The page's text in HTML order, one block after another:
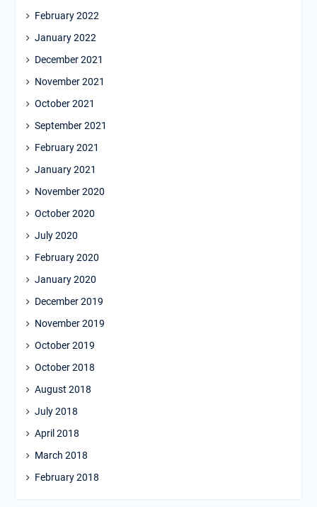
February 2022
January 2022
December 2021
November 2021
October 2021
September 2021
February 2021
January 2021
November 2020
October 2020
July 2020
February 2020
January 2020
December 2019
November 2019
October 2019
October 2018
August 2018
July 2018
April 2018
March 2018
February 2018